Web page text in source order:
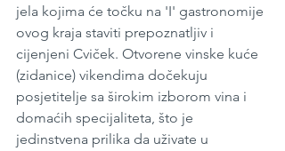
jela kojima će točku na 'I' gastronomije
ovog kraja staviti prepoznatljiv i
cijenjeni Cviček. Otvorene vinske kuće
(zidanice) vikendima dočekuju
posjetitelje sa širokim izborom vina i
domaćih specijaliteta, što je
jedinstvena prilika da uživate u